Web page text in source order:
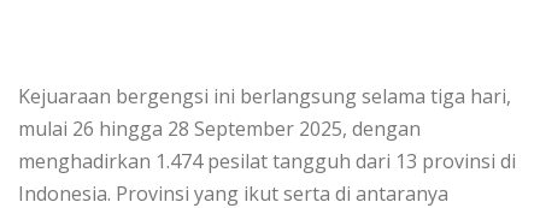
Kejuaraan bergengsi ini berlangsung selama tiga hari,
mulai 26 hingga 28 September 2025, dengan
menghadirkan 1.474 pesilat tangguh dari 13 provinsi di
Indonesia. Provinsi yang ikut serta di antaranya